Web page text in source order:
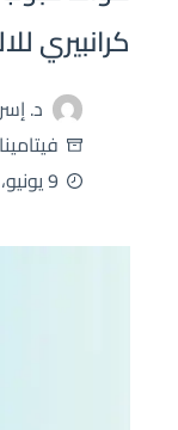
كرانبيري
د.
9 يونيو، 2026